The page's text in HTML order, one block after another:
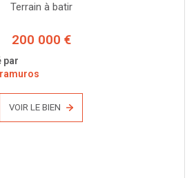
Terrain à batir
200 000 €
par
VOIR LE BIEN